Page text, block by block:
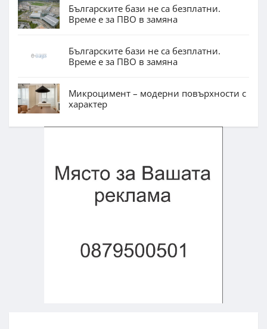
Българските бази не са безплатни.
Време е за ПВО в замяна
Българските бази не са безплатни.
Време е за ПВО в замяна
Микроцимент – модерни повърхности с
характер